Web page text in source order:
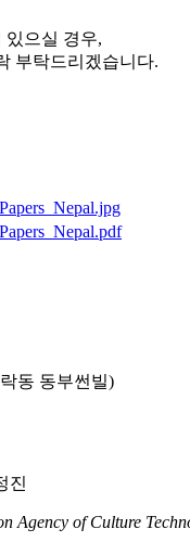
있으실 경우,
부탁드리겠습니다.
동 동부썬빌)
진
Agency of Culture